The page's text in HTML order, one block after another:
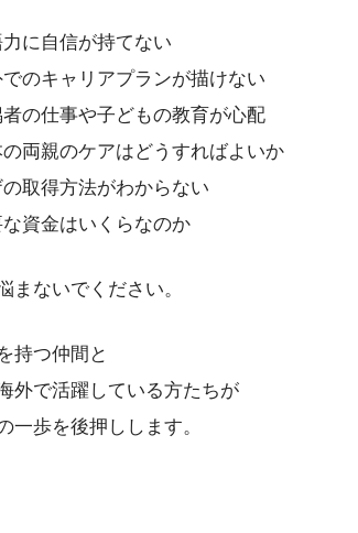
に自信が持てない
のキャリアプランが描けない
者の仕事や子どもの教育が心配
の両親のケアはどうすればよいか
の取得方法がわからない
な資金はいくらなのか
まないでください。
持つ仲間と
外で活躍している方たちが
一歩を後押しします。